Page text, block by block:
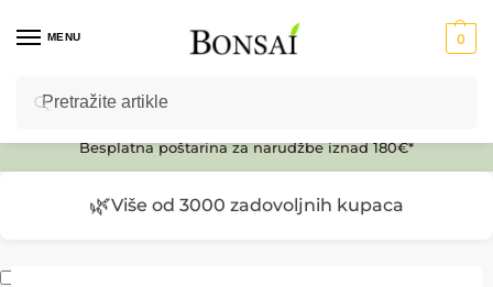
MENU 0
Ulaz u E-SHOP
Besplatna poštarina za narudžbe iznad 180€*
🌿Više od 3000 zadovoljnih kupaca